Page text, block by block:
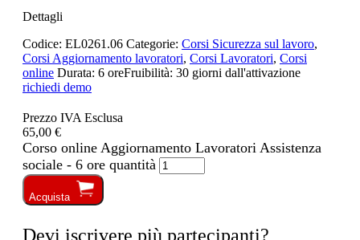
Dettagli
Codice: EL0261.06 Categorie: Corsi Sicurezza sul lavoro,
Corsi Aggiornamento lavoratori, Corsi Lavoratori, Corsi
online Durata: 6 oreFruibilità: 30 giorni dall'attivazione
richiedi demo
Prezzo IVA Esclusa
65,00 €
Corso online Aggiornamento Lavoratori Assistenza
sociale - 6 ore quantità
Acquista
Devi iscrivere più partecipanti?